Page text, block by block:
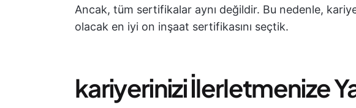
Ancak, tüm sertifikalar aynı değildir. Bu nedenle,
olacak en iyi on inşaat sertifikasını seçtik.
kariyerinizi İlerletmenize